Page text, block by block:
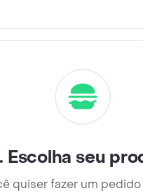
. Escolha seu
quiser fazer um